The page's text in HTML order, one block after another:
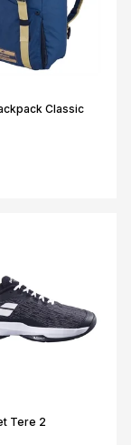
Classic
Tere 2